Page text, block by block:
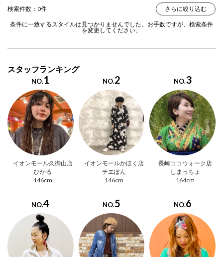
検索件数：0件 さらに絞り込む
条件に一致するスタイルは見つかりませんでした。お手数ですが、検索条件
を変更してください。
スタッフランキング
NO.1
イオンモール久御山店
ひかる
146cm
NO.2
イオンモールかほく店
チエぽん
146cm
NO.3
長崎ココウォーク店
しまっちょ
164cm
NO.4 NO.5 NO.6